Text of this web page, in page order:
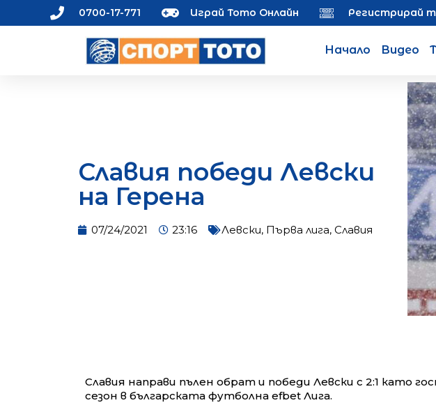
0700-17-771 Играй Тото Онлайн Регистрирай
Начало Видео
Славия победи Левски
на Герена
07/24/2021 23:16 Левски, Първа лига, Славия
Славия направи пълен обрат и победи Левски с 2:1 като
сезон в българската футболна efbet Лига.